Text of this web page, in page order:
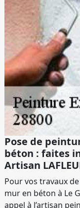
Pose de
béton : faites
Artisan
Pour vos travaux
mur en béton à Le
appel à l’artisan